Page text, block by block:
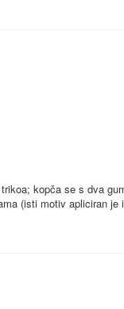
kopča se s dva
(isti motiv apliciran